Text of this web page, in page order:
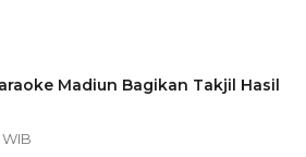
Madiun Bagikan Takjil Hasil
WIB